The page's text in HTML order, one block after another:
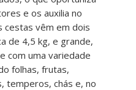
e os auxilia no
cestas vêm em dois
de 4,5 kg, e grande,
com uma variedade
folhas, frutas,
temperos, chás e, no